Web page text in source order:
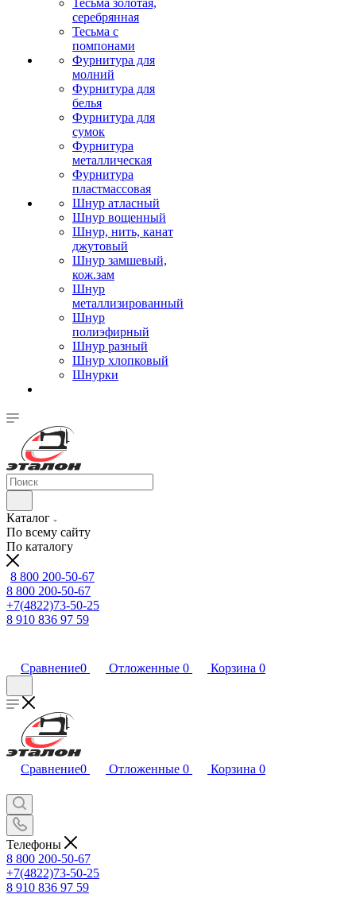
Тесьма золотая,
серебрянная
Тесьма с
помпонами
Фурнитура для
молний
Фурнитура для
белья
Фурнитура для
сумок
Фурнитура
металлическая
Фурнитура
пластмассовая
Шнур атласный
Шнур вощенный
Шнур, нить, канат
джутовый
Шнур замшевый,
кож.зам
Шнур
металлизированный
Шнур
полиэфирный
Шнур разный
Шнур хлопковый
Шнурки
Каталог
По всему сайту
По каталогу
8 800 200-50-67
8 800 200-50-67
+7(4822)73-50-25
8 910 836 97 59
Сравнение0 Отложенные 0 Корзина 0
Сравнение0 Отложенные 0 Корзина 0
Телефоны
8 800 200-50-67
+7(4822)73-50-25
8 910 836 97 59